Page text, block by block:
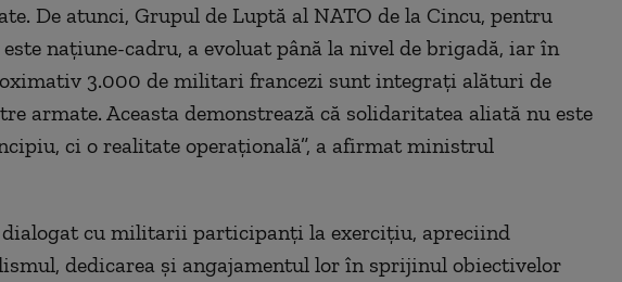
De atunci, Grupul de Luptă al NATO de la Cincu, pentru
naţiune-cadru, a evoluat până la nivel de brigadă, iar în
3.000 de militari francezi sunt integraţi alături de
armate. Aceasta demonstrează că solidaritatea aliată nu este
ci o realitate operaţională”, a afirmat ministrul
dialogat cu militarii participanţi la exerciţiu, apreciind
dedicarea şi angajamentul lor în sprijinul obiectivelor